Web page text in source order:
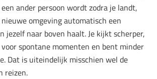
ander persoon wordt zodra je landt,
omgeving automatisch een
jezelf naar boven haalt. Je kijkt scherper,
spontane momenten en bent minder
Dat is uiteindelijk misschien wel de
reizen.